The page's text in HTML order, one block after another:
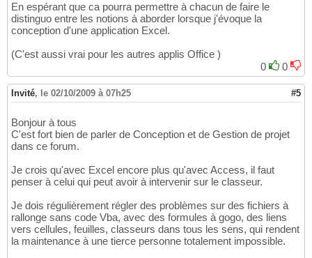
En espérant que ca pourra permettre à chacun de faire le
distinguo entre les notions à aborder lorsque j'évoque la
conception d'une application Excel.
(C'est aussi vrai pour les autres applis Office )
0
0
Invité, le 02/10/2009 à 07h25 #5
Bonjour à tous
C'est fort bien de parler de Conception et de Gestion de projet
dans ce forum.
Je crois qu'avec Excel encore plus qu'avec Access, il faut
penser à celui qui peut avoir à intervenir sur le classeur.
Je dois régulièrement régler des problèmes sur des fichiers à
rallonge sans code Vba, avec des formules à gogo, des liens
vers cellules, feuilles, classeurs dans tous les sens, qui rendent
la maintenance à une tierce personne totalement impossible.